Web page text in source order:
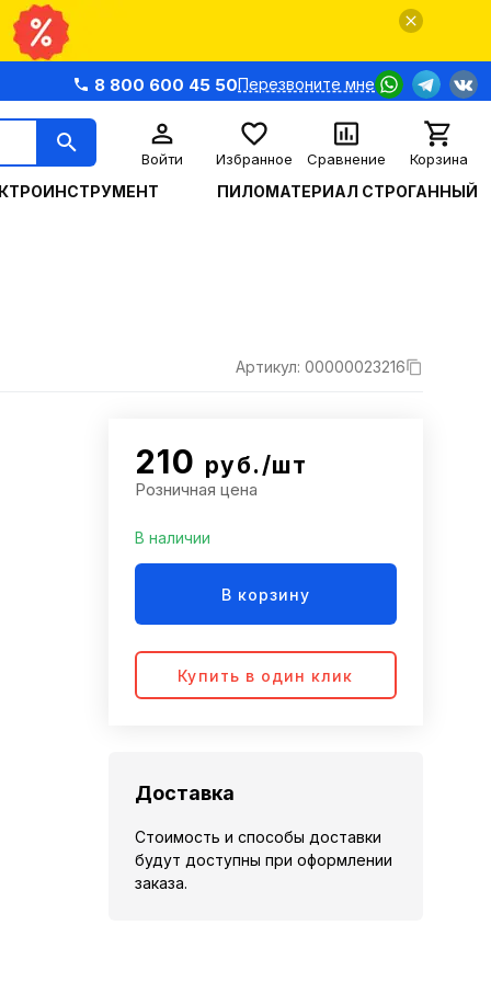
8 800 600 45 50Перезвоните мне
Войти Избранное Сравнение Корзина
ПИЛОМАТЕРИАЛ СТРОГАННЫЙ
Артикул: 00000023216
210 руб./шт
Розничная цена
В наличии
В корзину
Купить в один клик
Доставка
Стоимость и способы доставки
будут доступны при оформлении
заказа.